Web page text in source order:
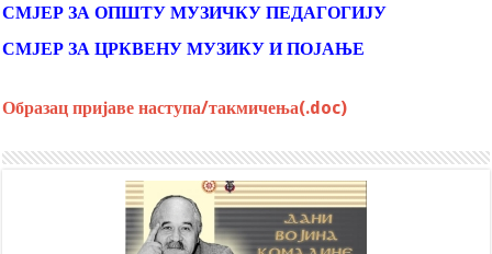
СМЈЕР ЗА ОПШТУ МУЗИЧКУ ПЕДАГОГИЈУ
СМЈЕР ЗА ЦРКВЕНУ МУЗИКУ И ПОЈАЊЕ
Образац пријаве наступа/такмичења(.doc)